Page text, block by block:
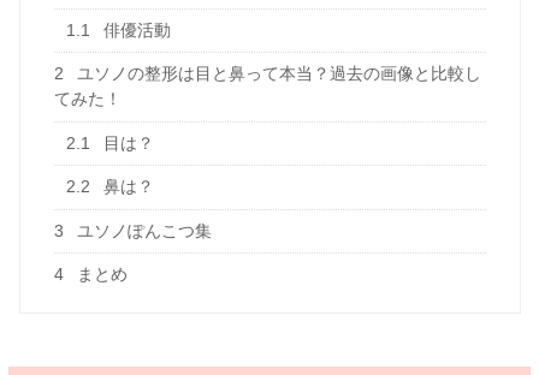
1.1 俳優活動
2
ユソノの整形は目と鼻って本当？過去の画像と比較し
てみた！
2.1 目は？
2.2 鼻は？
3 ユソノぽんこつ集
4 まとめ